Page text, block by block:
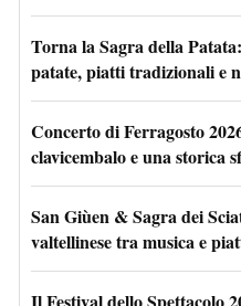
Torna la Sagra della
patate, piatti tradizionali e
Concerto di Ferragosto
clavicembalo e una storica
San Giùen & Sagra dei
valtellinese tra musica e